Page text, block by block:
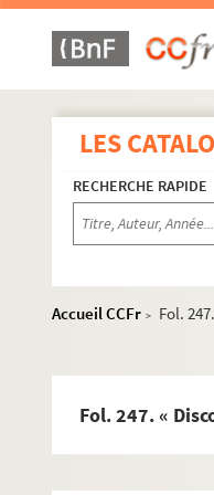
LES
RECHERCHE RAPIDE
Accueil CCFr >
Fol.
Fol. 247. «
Fol. 2. «
Fol. 6.
Fol. 8.
Fol. 12.
Fol. 19.
Fol. 29.
Fol. 32.
Fol. 54.